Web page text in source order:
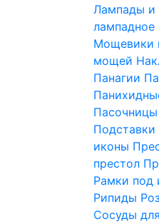
Лампады и
лампадное
Мощевики
мощей
Панагии
Пасочницы
Подставки
иконы
престол
Рамки под
Рипиды
Сосуды